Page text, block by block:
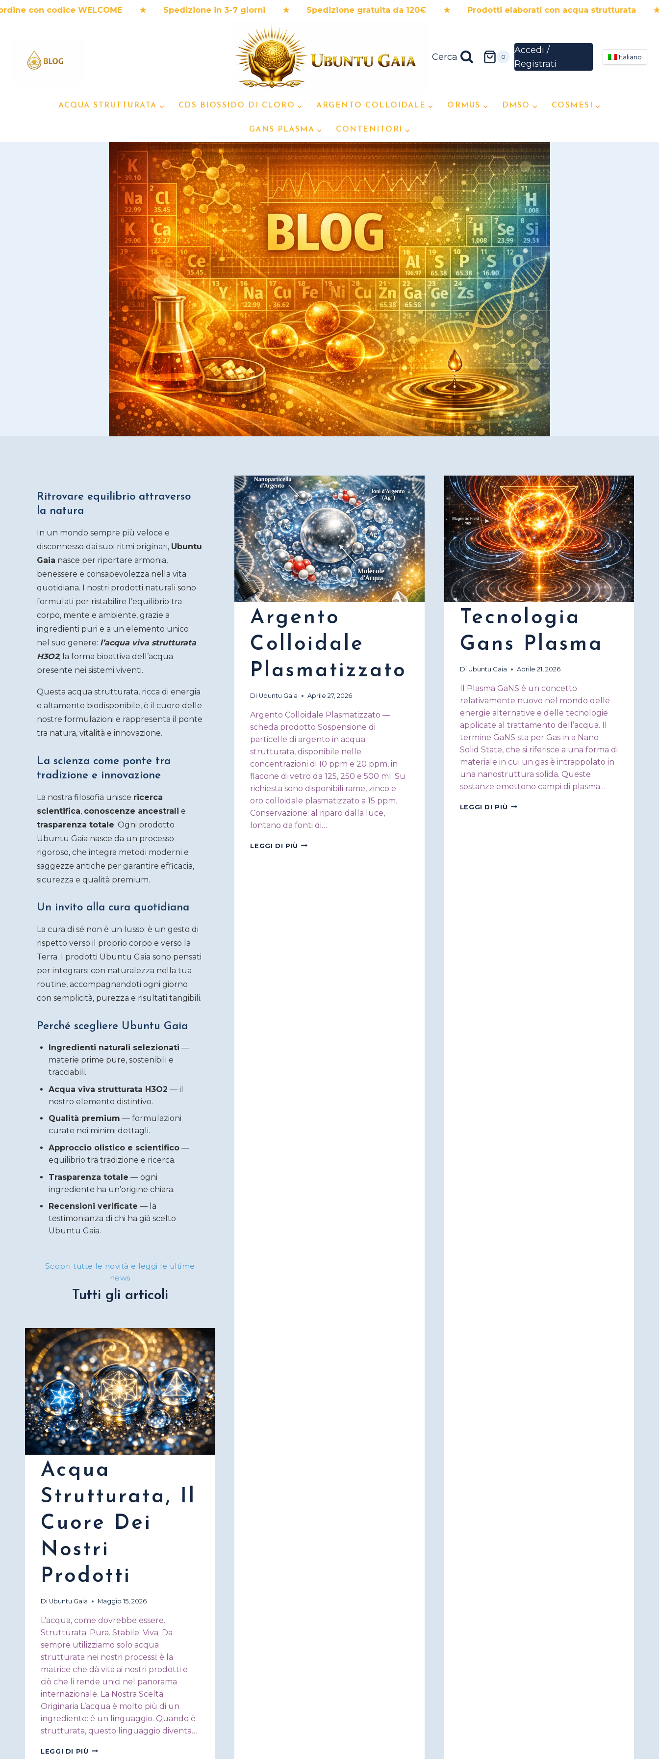
Salta
WELCOME ★ Spedizione in 3-7 giorni ★ Spedizione gratuita da 120€ ★ Prodotti elaborati con acqua strutturata ★ 5% di
Cerca 0 Italiano
ACQUA STRUTTURATA CDS BIOSSIDO DI CLORO ARGENTO COLLOIDALE ORMUS DMSO COSMESI
GANS PLASMA CONTENITORI
Ritrovare equilibrio attraverso
la natura
In un mondo sempre più veloce e
disconnesso dai suoi ritmi originari, Ubuntu
Gaia nasce per riportare armonia,
benessere e consapevolezza nella vita
quotidiana. I nostri prodotti naturali sono
formulati per ristabilire l’equilibrio tra
corpo, mente e ambiente, grazie a
ingredienti puri e a un elemento unico
nel suo genere: l’acqua viva strutturata
H3O2, la forma bioattiva dell’acqua
presente nei sistemi viventi.
Questa acqua strutturata, ricca di energia
e altamente biodisponibile, è il cuore delle
nostre formulazioni e rappresenta il ponte
tra natura, vitalità e innovazione.
La scienza come ponte tra
tradizione e innovazione
La nostra filosofia unisce ricerca
scientifica, conoscenze ancestrali e
trasparenza totale. Ogni prodotto
Ubuntu Gaia nasce da un processo
rigoroso, che integra metodi moderni e
saggezze antiche per garantire efficacia,
sicurezza e qualità premium.
Un invito alla cura quotidiana
La cura di sé non è un lusso: è un gesto di
rispetto verso il proprio corpo e verso la
Terra. I prodotti Ubuntu Gaia sono pensati
per integrarsi con naturalezza nella tua
routine, accompagnandoti ogni giorno
con semplicità, purezza e risultati tangibili.
Perché scegliere Ubuntu Gaia
Ingredienti naturali selezionati —
materie prime pure, sostenibili e
tracciabili.
Acqua viva strutturata H3O2 — il
nostro elemento distintivo.
Qualità premium — formulazioni
curate nei minimi dettagli.
Approccio olistico e scientifico —
equilibrio tra tradizione e ricerca.
Trasparenza totale — ogni
ingrediente ha un’origine chiara.
Recensioni verificate — la
testimonianza di chi ha già scelto
Ubuntu Gaia.
Scopri tutte le novità e leggi le ultime
news
Tutti gli articoli
Acqua
Strutturata, Il
Cuore Dei
Nostri
Prodotti
Di Ubuntu Gaia Maggio 15, 2026
L’acqua, come dovrebbe essere.
Strutturata. Pura. Stabile. Viva. Da
sempre utilizziamo solo acqua
strutturata nei nostri processi: è la
matrice che dà vita ai nostri prodotti e
ciò che li rende unici nel panorama
internazionale. La Nostra Scelta
Originaria L’acqua è molto più di un
ingrediente: è un linguaggio. Quando è
strutturata, questo linguaggio diventa…
LEGGI DI PIÙ ACQUA
Argento
Colloidale
Plasmatizzato
Di Ubuntu Gaia Aprile 27, 2026
Argento Colloidale Plasmatizzato —
scheda prodotto Sospensione di
particelle di argento in acqua
strutturata, disponibile nelle
concentrazioni di 10 ppm e 20 ppm, in
flacone di vetro da 125, 250 e 500 ml. Su
richiesta sono disponibili rame, zinco e
oro colloidale plasmatizzato a 15 ppm.
Conservazione: al riparo dalla luce,
lontano da fonti di…
LEGGI DI PIÙ ARGENTO
Tecnologia
Gans Plasma
Di Ubuntu Gaia Aprile 21, 2026
Il Plasma GaNS è un concetto
relativamente nuovo nel mondo delle
energie alternative e delle tecnologie
applicate al trattamento dell’acqua. Il
termine GaNS sta per Gas in a Nano
Solid State, che si riferisce a una forma di
materiale in cui un gas è intrappolato in
una nanostruttura solida. Queste
sostanze emettono campi di plasma…
LEGGI DI PIÙ TECNOLOGIA